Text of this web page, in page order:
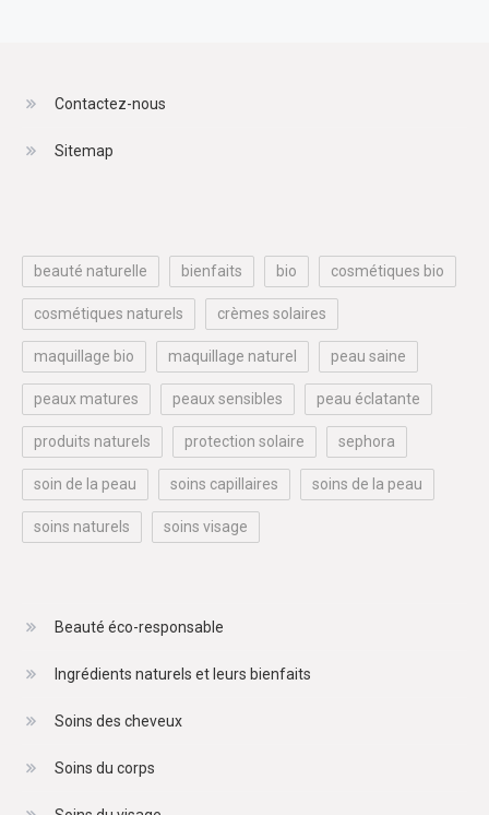
Contactez-nous
Sitemap
beauté naturelle bienfaits bio cosmétiques bio
cosmétiques naturels crèmes solaires
maquillage bio maquillage naturel peau saine
peaux matures peaux sensibles peau éclatante
produits naturels protection solaire sephora
soin de la peau soins capillaires soins de la peau
soins naturels soins visage
Beauté éco-responsable
Ingrédients naturels et leurs bienfaits
Soins des cheveux
Soins du corps